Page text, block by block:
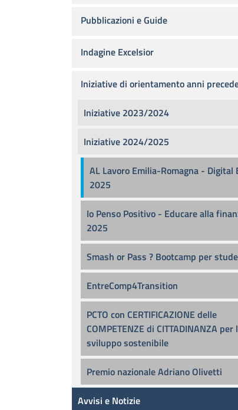
Pubblicazioni e Guide
Indagine Excelsior
Iniziative di orientamento anni
Iniziative 2023/2024
Iniziative 2024/2025
AL Lavoro Emilia-Romagna - Digital
2025
Io Penso Positivo - Educare alla
2025
Smash or Pass ? Bootcamp per
EntreComp4Transition
PCTO con CERTIFICAZIONE delle
COMPETENZE di CITTADINANZA per
sviluppo sostenibile
Premio nazionale Adriano Olivetti
Avvisi e Notizie